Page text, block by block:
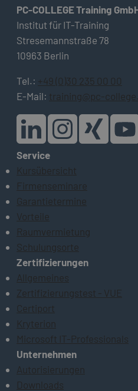
PC-COLLEGE Training
Institut für IT-Training
Stresemannstraße 78
10963 Berlin
Tel.: +49 (0)30 235 00 00
E-Mail: training@pc-
Service
Kursübersicht
Firmenseminare
Garantietermine
Vorteile
Raumvermietung
Schulungsorte
Zertifizierungen
Allgemeines
Zertifizierungstest - VUE
Certiport
Kryterion
Microsoft IT-Professionals
Unternehmen
Autorisierungen
Downloads